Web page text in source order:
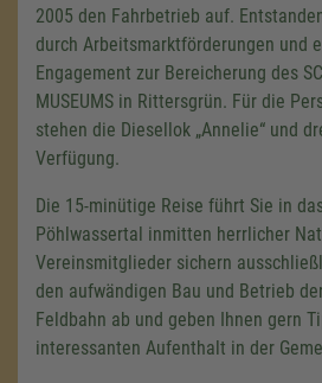
2005 den Fahrbetrieb auf.
durch Arbeitsmarktförderungen und
Engagement zur Bereicherung des
MUSEUMS in Rittersgrün. Für die
stehen die Diesellok „Annelie“ und
Verfügung.
Die 15-minütige Reise führt Sie in
Pöhlwassertal inmitten herrlicher
Vereinsmitglieder sichern
den aufwändigen Bau und Betrieb
Feldbahn ab und geben Ihnen gern
interessanten Aufenthalt in der